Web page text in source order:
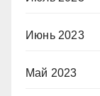
Июнь 2023
Май 2023